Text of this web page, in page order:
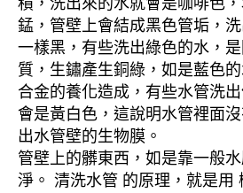
積，洗出來的水就會是咖啡色
錳，管壁上會結成黑色管垢，
一樣黑，有些洗出綠色的水，
質，生鏽產生銅綠，如是藍色
合金的養化造成，有些水管洗
會是黃白色，這說明水管裡面
出水管壁的生物膜。
管壁上的髒東西，如是靠一般
淨。 清洗水管 的原理，就是用